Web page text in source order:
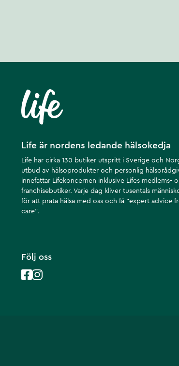
Life är nordens ledande hälsokedja
Life har cirka 130 butiker utspritt i Sverige och
utbud av hälsoprodukter och personlig
innefattar Lifekoncernen inklusive Lifes medlems-
franchisebutiker. Varje dag kliver tusentals
för att prata hälsa med oss och få ”expert advice
care”.
Följ oss